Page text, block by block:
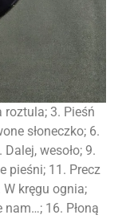
roztula; 3. Pieśń
słoneczko; 6.
wesoło; 9.
pieśni; 11. Precz
kręgu ognia;
16. Płoną